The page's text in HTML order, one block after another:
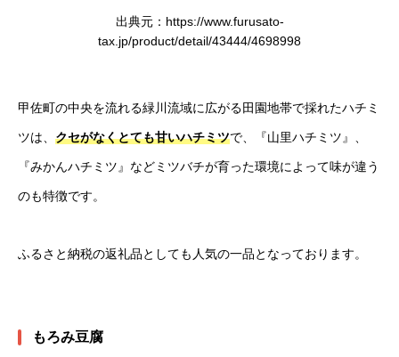
出典元：https://www.furusato-
tax.jp/product/detail/43444/4698998
甲佐町の中央を流れる緑川流域に広がる田園地帯で採れたハチミ
ツは、 クセがなくとても甘いハチミツで、『山里ハチミツ』、
『みかんハチミツ』などミツバチが育った環境によって味が違う
のも特徴です。
ふるさと納税の返礼品としても人気の一品となっております。
もろみ豆腐